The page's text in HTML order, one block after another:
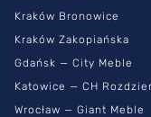
Kraków Bronowice
Kraków Zakopiańska
Gdańsk — City Meble
Katowice — CH
Wrocław — Giant Meble